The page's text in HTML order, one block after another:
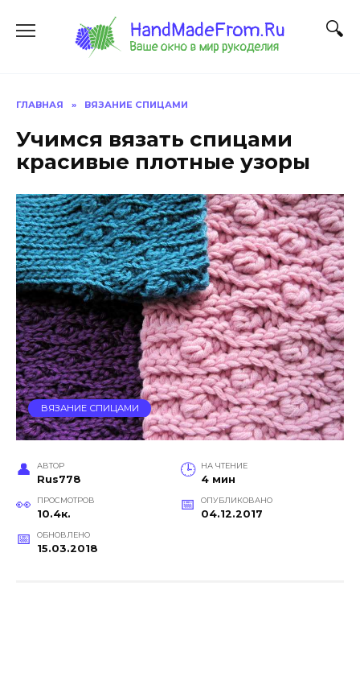
содержанию
ГЛАВНАЯ » ВЯЗАНИЕ СПИЦАМИ
Учимся вязать спицами
красивые плотные узоры
ВЯЗАНИЕ СПИЦАМИ
АВТОР
Rus778
НА ЧТЕНИЕ
4 мин
ПРОСМОТРОВ
10.4к.
ОПУБЛИКОВАНО
04.12.2017
ОБНОВЛЕНО
15.03.2018